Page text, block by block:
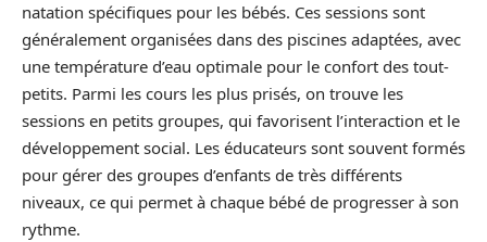
natation spécifiques pour les bébés. Ces sessions sont
généralement organisées dans des piscines adaptées, avec
une température d’eau optimale pour le confort des tout-
petits. Parmi les cours les plus prisés, on trouve les
sessions en petits groupes, qui favorisent l’interaction et le
développement social. Les éducateurs sont souvent formés
pour gérer des groupes d’enfants de très différents
niveaux, ce qui permet à chaque bébé de progresser à son
rythme.